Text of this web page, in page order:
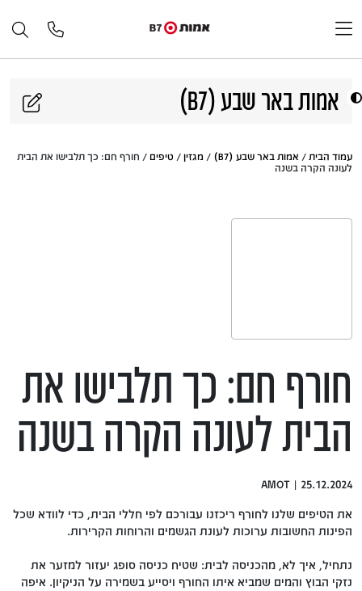
אמות באר שבע (B7)
עמוד הבית / אמות באר שבע (B7) / מגזין / טיפים / חורף חם: כך תלבישו את הבית
לעונה הקרה בשנה
חורף חם: כך תלבישו את
הבית לעונה הקרה בשנה
25.12.2024 | AMOT
את הטיפים שלנו לחורף ריכזנו עבורכם לפי חללי הבית, כדי לוודא שכל
הפינות החשובות ערוכות לעונת הגשמים והרוחות הקרירות.
נתחיל, איך לא, מהכניסה לבית: שטיח כניסה סופג יעזור למזער את
נזקי הבוץ והמים שמביא איתו החורף ויסייע בשמירה על הניקיון. איפה